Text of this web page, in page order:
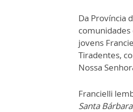
Da Província
comunidades
jovens
Tiradentes,
Nossa
Francielli
Santa